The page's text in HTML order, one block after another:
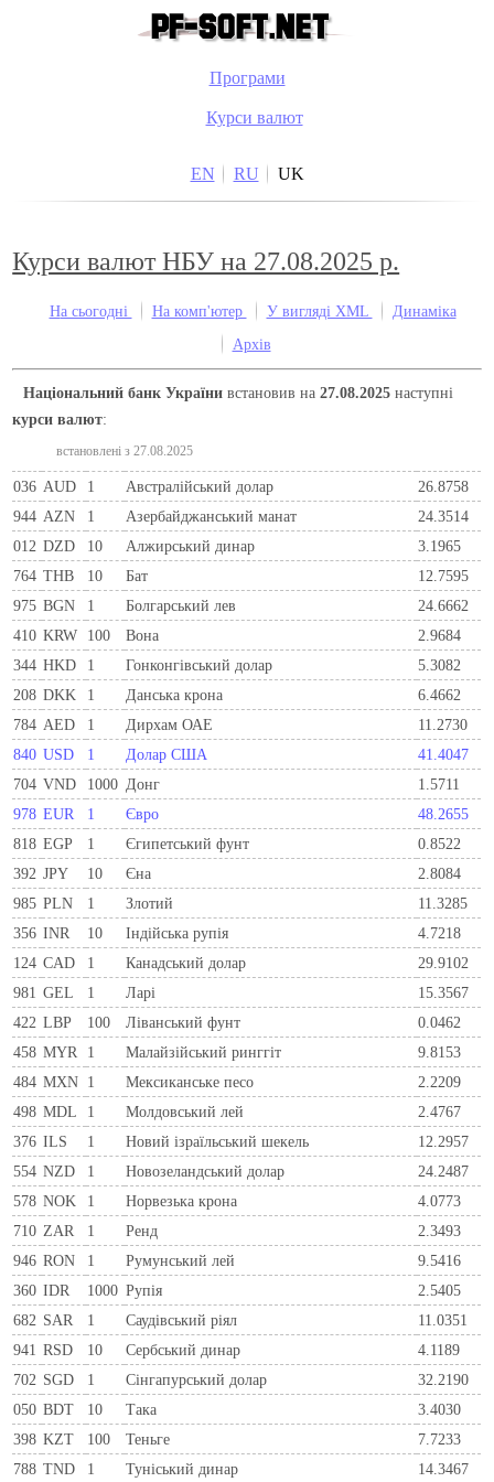
Програми
Курси валют
EN RU UK
Курси валют НБУ на 27.08.2025 р.
На сьогодні На комп'ютер У вигляді XML
Динаміка
Архів
Національний банк України встановив на27.08.2025 наступні
курси валют:
встановлені з 27.08.2025
036 AUD 1 Австралійський долар
26.8758
944 AZN 1 Азербайджанський манат
24.3514
012 DZD 10 Алжирський динар
3.1965
764 THB 10 Бат
12.7595
975 BGN 1 Болгарський лев
24.6662
410 KRW 100 Вона
2.9684
344 HKD 1 Гонконгівський долар
5.3082
208 DKK 1 Данська крона
6.4662
784 AED 1 Дирхам ОАЕ
11.2730
840 USD 1 Долар США
41.4047
704 VND 1000 Донг
1.5711
978 EUR 1 Євро
48.2655
818 EGP 1 Єгипетський фунт
0.8522
392 JPY 10 Єна
2.8084
985 PLN 1 Злотий
11.3285
356 INR 10 Індійська рупія
4.7218
124 CAD 1 Канадський долар
29.9102
981 GEL 1 Ларi
15.3567
422 LBP 100 Ліванський фунт
0.0462
458 MYR 1 Малайзійський ринггіт
9.8153
484 MXN 1 Мексиканське песо
2.2209
498 MDL 1 Молдовський лей
2.4767
376 ILS 1 Новий ізраїльський шекель
12.2957
554 NZD 1 Новозеландський долар
24.2487
578 NOK 1 Норвезька крона
4.0773
710 ZAR 1 Ренд
2.3493
946 RON 1 Румунський лей
9.5416
360 IDR 1000 Рупія
2.5405
682 SAR 1 Саудівський ріял
11.0351
941 RSD 10 Сербський динар
4.1189
702 SGD 1 Сінгапурський долар
32.2190
050 BDT 10 Така
3.4030
398 KZT 100 Теньге
7.7233
788 TND 1 Туніський динар 14.3467